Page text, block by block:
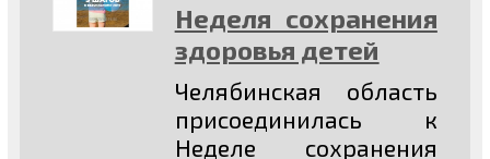
Неделя сохранения
здоровья детей
Челябинская область
присоединилась к
Неделе сохранения